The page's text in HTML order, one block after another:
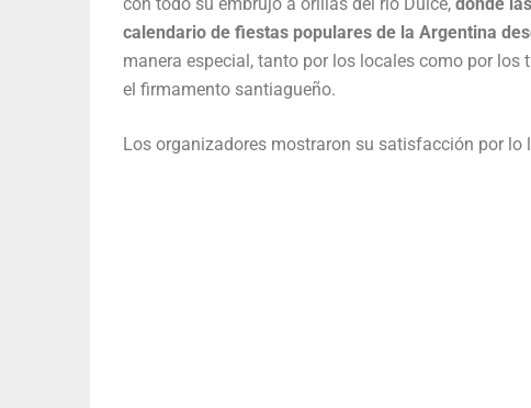
calendario de fiestas populares de la Argentina
manera especial, tanto por los locales como por
el firmamento santiagueño.
Los organizadores mostraron su satisfacción por lo